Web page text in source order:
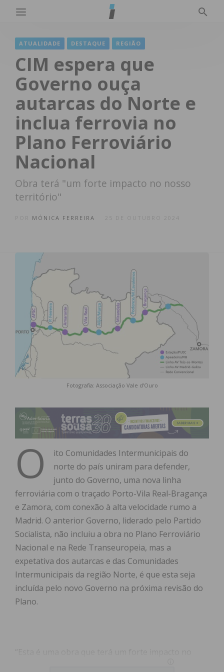
ATUALIDADE DESTAQUE REGIÃO
CIM espera que
Governo ouça
autarcas do Norte e
inclua ferrovia no
Plano Ferroviário
Nacional
Obra terá "um forte impacto no nosso
território"
MÓNICA FERREIRA 25 DE OUTUBRO 2024
Fotografia: Associação Vale d’Ouro
O
ito Comunidades Intermunicipais do
norte do país uniram para defender,
junto do Governo, uma nova linha
ferroviária com o traçado Porto-Vila Real-Bragança
e Zamora, com conexão à alta velocidade rumo a
Madrid. O anterior Governo, liderado pelo Partido
Socialista, não incluiu a obra no Plano Ferroviário
Nacional e na Rede Transeuropeia, mas a
expetativa dos autarcas e das Comunidades
Intermunicipais da região Norte, é que esta seja
incluída pelo novo Governo na próxima revisão do
Plano.